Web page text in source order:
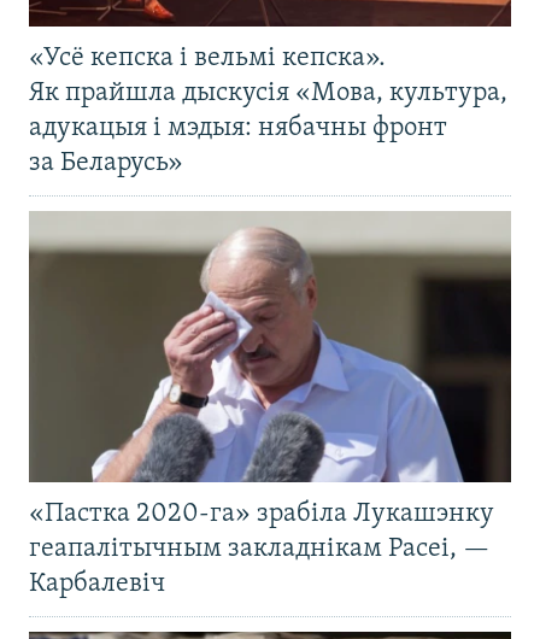
«Усё кепска і вельмі кепска».
Як прайшла дыскусія «Мова, культура,
адукацыя і мэдыя: нябачны фронт
за Беларусь»
«Пастка 2020-га» зрабіла Лукашэнку
геапалітычным закладнікам Расеі, —
Карбалевіч